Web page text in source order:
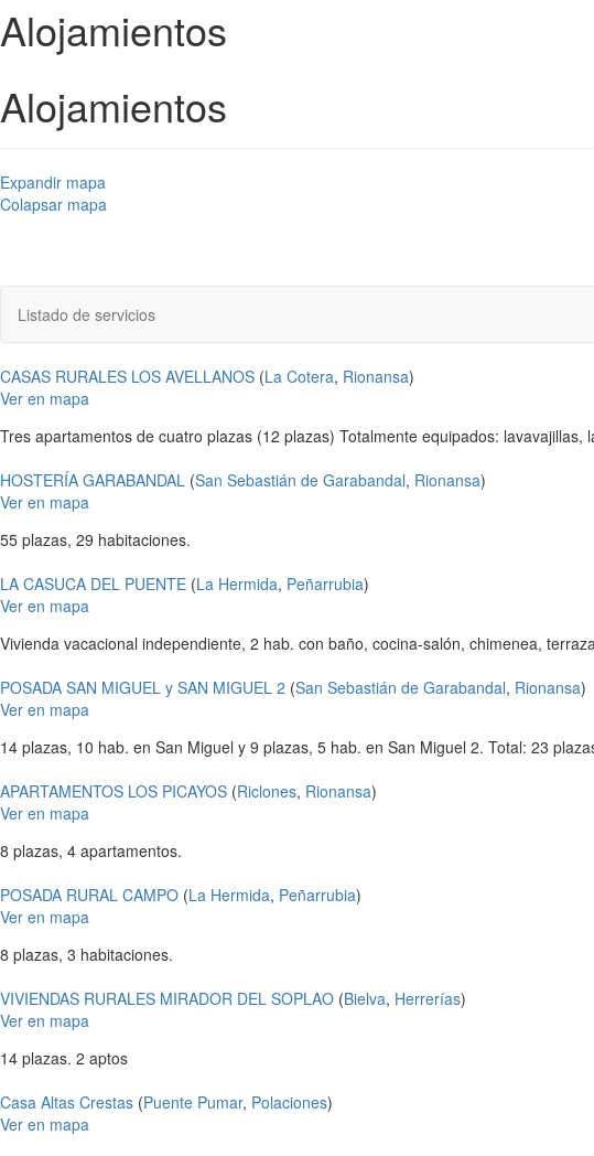
Alojamientos
Alojamientos
Expandir mapa
Colapsar mapa
Listado de servicios
CASAS RURALES LOS AVELLANOS (La Cotera, Rionansa)
Ver en mapa
Tres apartamentos de cuatro plazas (12 plazas) Totalmente equipados:
HOSTERÍA GARABANDAL (San Sebastián de Garabandal, Rionansa)
Ver en mapa
55 plazas, 29 habitaciones.
LA CASUCA DEL PUENTE (La Hermida, Peñarrubia)
Ver en mapa
Vivienda vacacional independiente, 2 hab. con baño, cocina-salón, chimenea,
POSADA SAN MIGUEL y SAN MIGUEL 2 (San Sebastián de Garabandal, Rionansa)
Ver en mapa
14 plazas, 10 hab. en San Miguel y 9 plazas, 5 hab. en San Miguel 2. Total: 23
APARTAMENTOS LOS PICAYOS (Riclones, Rionansa)
Ver en mapa
8 plazas, 4 apartamentos.
POSADA RURAL CAMPO (La Hermida, Peñarrubia)
Ver en mapa
8 plazas, 3 habitaciones.
VIVIENDAS RURALES MIRADOR DEL SOPLAO (Bielva, Herrerías)
Ver en mapa
14 plazas. 2 aptos
Casa Altas Crestas (Puente Pumar, Polaciones)
Ver en mapa